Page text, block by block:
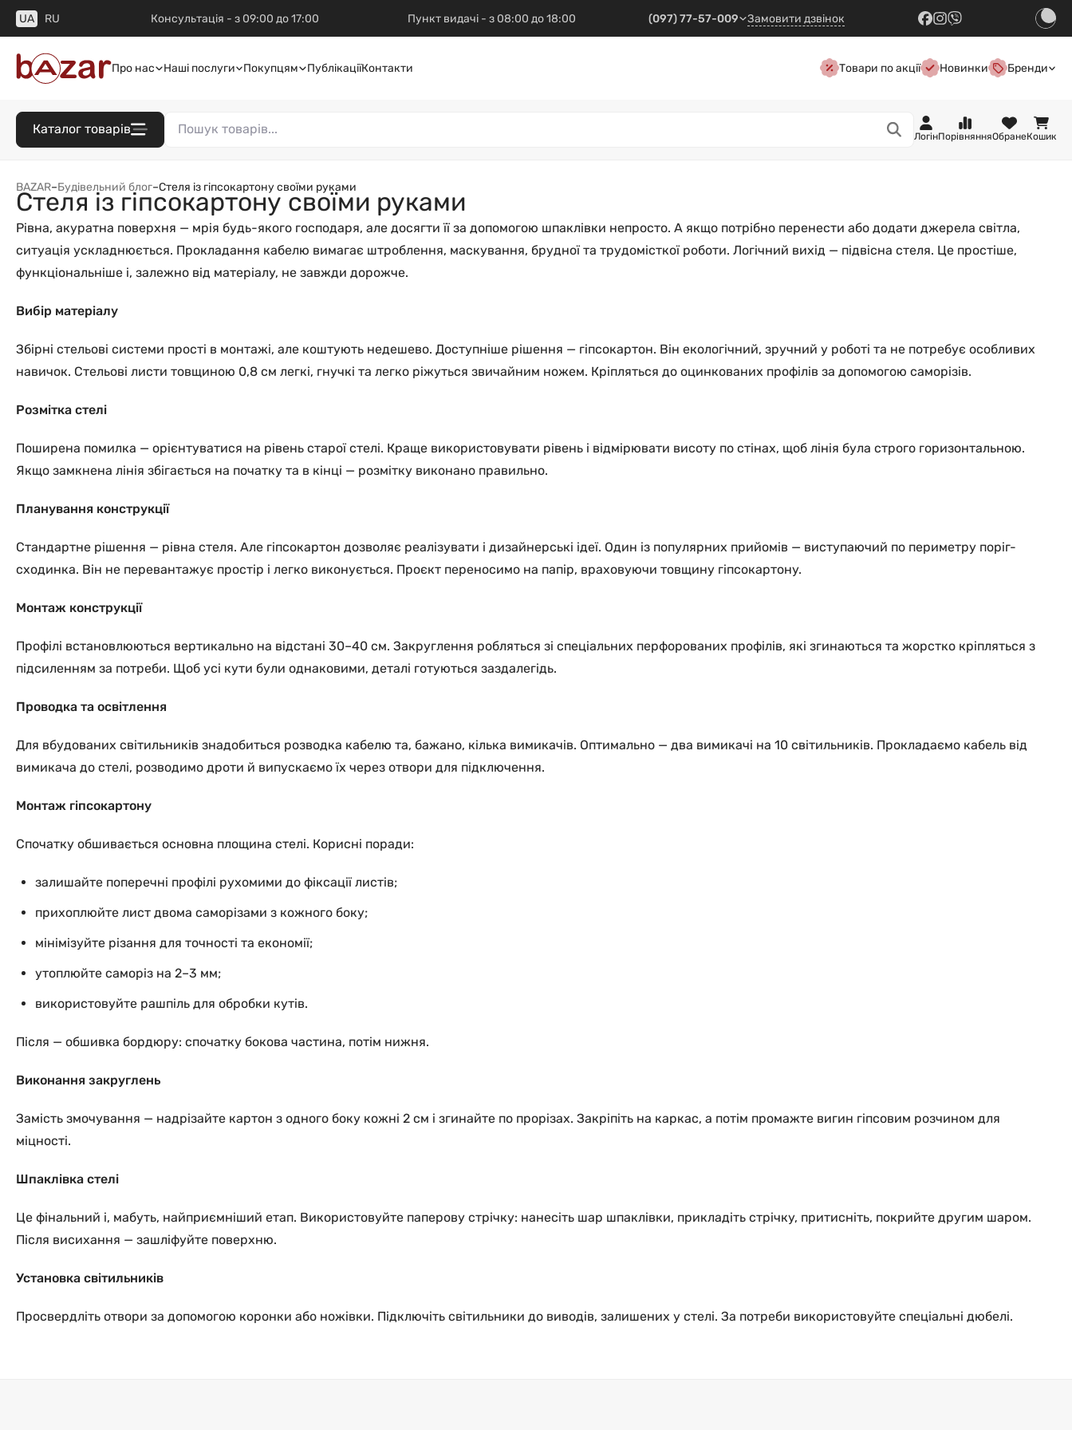
UA RU Консультація - з 09:00 до 17:00 Пункт видачі - з 08:00 до 18:00 (097) 77-57-009 Замовити дзвінок
Про нас Наші послуги Покупцям ПублікаціїКонтакти Товари по акції Новинки Бренди
Каталог товарів
ЛогінПорівнянняОбранеКошик
BAZAR–Будівельний блог–Стеля із гіпсокартону своїми руками
Стеля із гіпсокартону своїми руками
Рівна, акуратна поверхня — мрія будь-якого господаря, але досягти її за допомогою шпаклівки непросто. А якщо потрібно перенести або додати джерела світла,
ситуація ускладнюється. Прокладання кабелю вимагає штроблення, маскування, брудної та трудомісткої роботи. Логічний вихід — підвісна стеля. Це простіше,
функціональніше і, залежно від матеріалу, не завжди дорожче.
Вибір матеріалу
Збірні стельові системи прості в монтажі, але коштують недешево. Доступніше рішення — гіпсокартон. Він екологічний, зручний у роботі та не потребує особливих
навичок. Стельові листи товщиною 0,8 см легкі, гнучкі та легко ріжуться звичайним ножем. Кріпляться до оцинкованих профілів за допомогою саморізів.
Розмітка стелі
Поширена помилка — орієнтуватися на рівень старої стелі. Краще використовувати рівень і відмірювати висоту по стінах, щоб лінія була строго горизонтальною.
Якщо замкнена лінія збігається на початку та в кінці — розмітку виконано правильно.
Планування конструкції
Стандартне рішення — рівна стеля. Але гіпсокартон дозволяє реалізувати і дизайнерські ідеї. Один із популярних прийомів — виступаючий по периметру поріг-
сходинка. Він не перевантажує простір і легко виконується. Проєкт переносимо на папір, враховуючи товщину гіпсокартону.
Монтаж конструкції
Профілі встановлюються вертикально на відстані 30–40 см. Закруглення робляться зі спеціальних перфорованих профілів, які згинаються та жорстко кріпляться з
підсиленням за потреби. Щоб усі кути були однаковими, деталі готуються заздалегідь.
Проводка та освітлення
Для вбудованих світильників знадобиться розводка кабелю та, бажано, кілька вимикачів. Оптимально — два вимикачі на 10 світильників. Прокладаємо кабель від
вимикача до стелі, розводимо дроти й випускаємо їх через отвори для підключення.
Монтаж гіпсокартону
Спочатку обшивається основна площина стелі. Корисні поради:
залишайте поперечні профілі рухомими до фіксації листів;
прихоплюйте лист двома саморізами з кожного боку;
мінімізуйте різання для точності та економії;
утоплюйте саморіз на 2–3 мм;
використовуйте рашпіль для обробки кутів.
Після — обшивка бордюру: спочатку бокова частина, потім нижня.
Виконання закруглень
Замість змочування — надрізайте картон з одного боку кожні 2 см і згинайте по прорізах. Закріпіть на каркас, а потім промажте вигин гіпсовим розчином для
міцності.
Шпаклівка стелі
Це фінальний і, мабуть, найприємніший етап. Використовуйте паперову стрічку: нанесіть шар шпаклівки, прикладіть стрічку, притисніть, покрийте другим шаром.
Після висихання — зашліфуйте поверхню.
Установка світильників
Просвердліть отвори за допомогою коронки або ножівки. Підключіть світильники до виводів, залишених у стелі. За потреби використовуйте спеціальні дюбелі.